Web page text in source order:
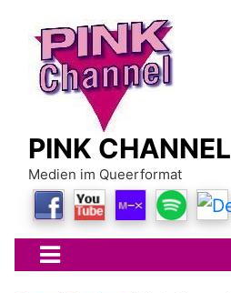
content
PINK CHANNEL
Medien im Queerformat